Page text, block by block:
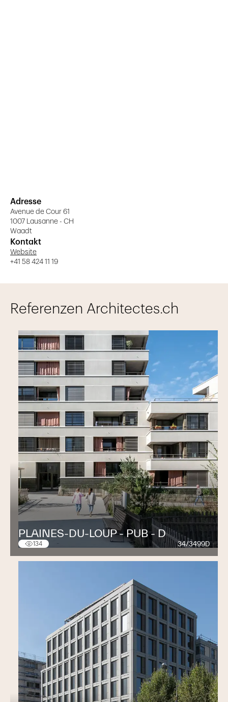
Adresse
Avenue de Cour 61
1007 Lausanne - CH
Waadt
Kontakt
Website
+41 58 424 11 19
Referenzen Architectes.ch
PLAINES-DU-LOUP - PUB - D
134 34/3499D